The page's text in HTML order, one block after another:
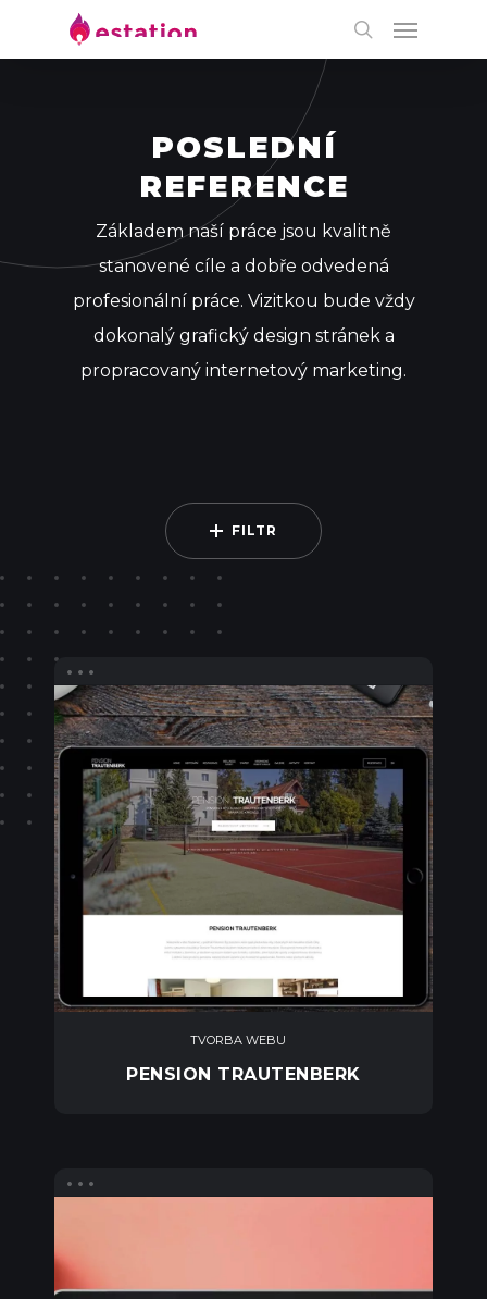
POSLEDNÍ
REFERENCE
Základem naší práce jsou kvalitně
stanovené cíle a dobře odvedená
profesionální práce. Vizitkou bude vždy
dokonalý grafický design stránek a
propracovaný internetový marketing.
FILTR
TVORBA WEBU
PENSION TRAUTENBERK